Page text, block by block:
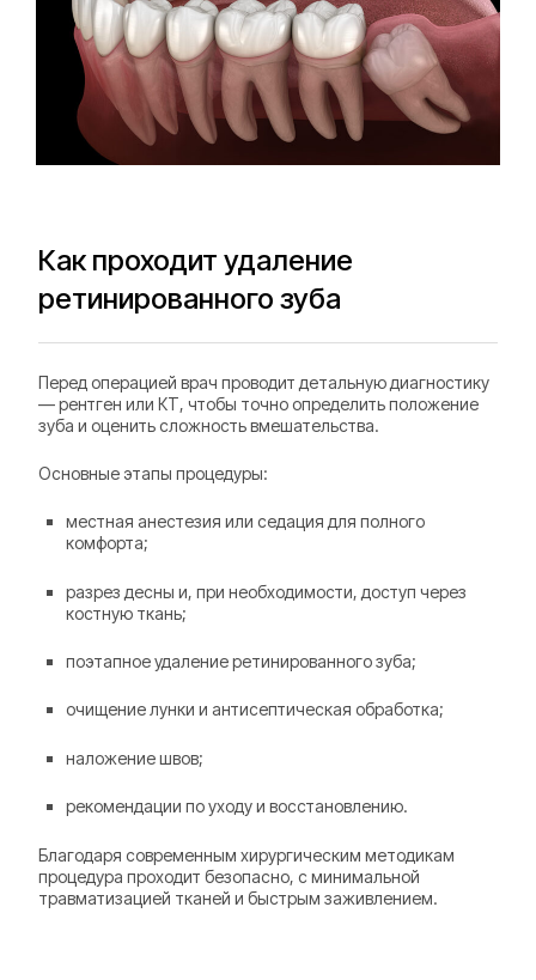
Как проходит удаление
ретинированного зуба
Перед операцией врач проводит детальную диагностику
— рентген или КТ, чтобы точно определить положение
зуба и оценить сложность вмешательства.
Основные этапы процедуры:
местная анестезия или седация для полного
комфорта;
разрез десны и, при необходимости, доступ через
костную ткань;
поэтапное удаление ретинированного зуба;
очищение лунки и антисептическая обработка;
наложение швов;
рекомендации по уходу и восстановлению.
Благодаря современным хирургическим методикам
процедура проходит безопасно, с минимальной
травматизацией тканей и быстрым заживлением.